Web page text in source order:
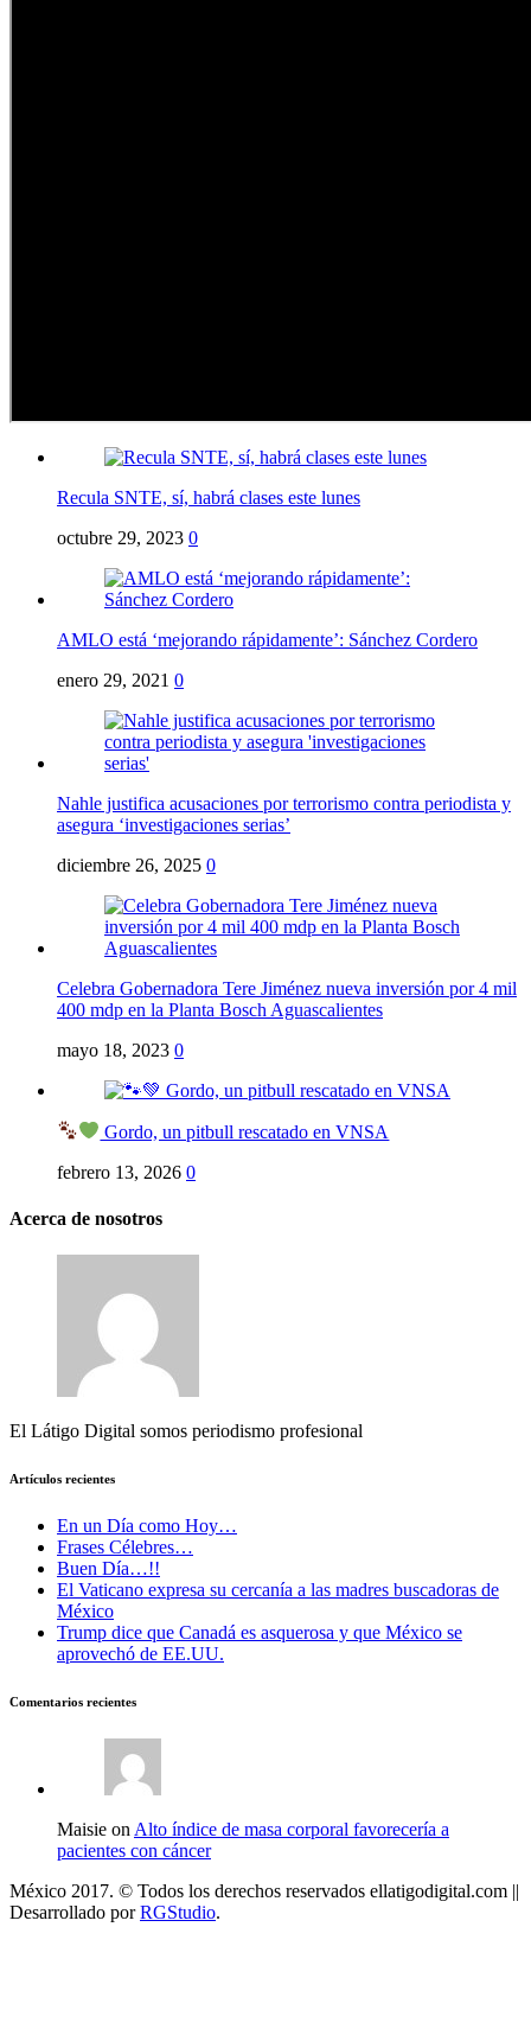
Recula SNTE, sí, habrá clases este lunes
octubre 29, 2023 0
AMLO está ‘mejorando rápidamente’: Sánchez Cordero
enero 29, 2021 0
Nahle justifica acusaciones por terrorismo contra periodista y
asegura ‘investigaciones serias’
diciembre 26, 2025 0
Celebra Gobernadora Tere Jiménez nueva inversión por 4 mil
400 mdp en la Planta Bosch Aguascalientes
mayo 18, 2023 0
Gordo, un pitbull rescatado en VNSA
febrero 13, 2026 0
Acerca de nosotros
El Látigo Digital somos periodismo profesional
Artículos recientes
En un Día como Hoy…
Frases Célebres…
Buen Día…!!
El Vaticano expresa su cercanía a las madres buscadoras de
México
Trump dice que Canadá es asquerosa y que México se
aprovechó de EE.UU.
Comentarios recientes
Maisie on Alto índice de masa corporal favorecería a
pacientes con cáncer
México 2017. © Todos los derechos reservados ellatigodigital.com ||
Desarrollado porRGStudio.